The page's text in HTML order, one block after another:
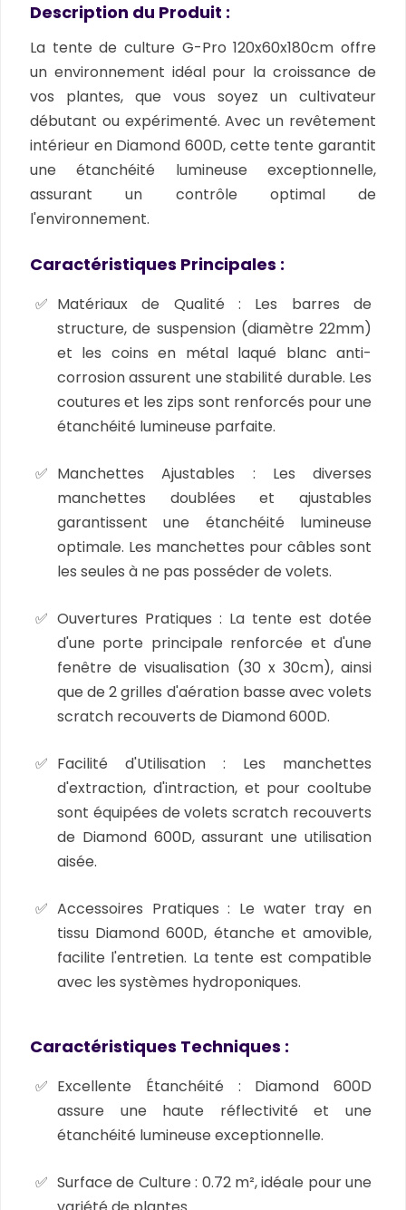
Description du Produit :
La tente de culture G-Pro 120x60x180cm offre
un environnement idéal pour la croissance de
vos plantes, que vous soyez un cultivateur
débutant ou expérimenté. Avec un revêtement
intérieur en Diamond 600D, cette tente garantit
une étanchéité lumineuse exceptionnelle,
assurant un contrôle optimal de
l'environnement.
Caractéristiques Principales :
Matériaux de Qualité : Les barres de
structure, de suspension (diamètre 22mm)
et les coins en métal laqué blanc anti-
corrosion assurent une stabilité durable. Les
coutures et les zips sont renforcés pour une
étanchéité lumineuse parfaite.
Manchettes Ajustables : Les diverses
manchettes doublées et ajustables
garantissent une étanchéité lumineuse
optimale. Les manchettes pour câbles sont
les seules à ne pas posséder de volets.
Ouvertures Pratiques : La tente est dotée
d'une porte principale renforcée et d'une
fenêtre de visualisation (30 x 30cm), ainsi
que de 2 grilles d'aération basse avec volets
scratch recouverts de Diamond 600D.
Facilité d'Utilisation : Les manchettes
d'extraction, d'intraction, et pour cooltube
sont équipées de volets scratch recouverts
de Diamond 600D, assurant une utilisation
aisée.
Accessoires Pratiques : Le water tray en
tissu Diamond 600D, étanche et amovible,
facilite l'entretien. La tente est compatible
avec les systèmes hydroponiques.
Caractéristiques Techniques :
Excellente Étanchéité : Diamond 600D
assure une haute réflectivité et une
étanchéité lumineuse exceptionnelle.
Surface de Culture : 0.72 m², idéale pour une